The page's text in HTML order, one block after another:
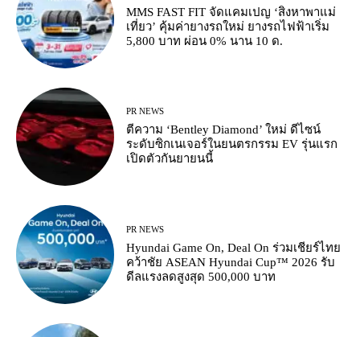
MMS FAST FIT จัดแคมเปญ ‘สิงหาพาแม่
เที่ยว’ คุ้มค่ายางรถใหม่ ยางรถไฟฟ้าเริ่ม
5,800 บาท ผ่อน 0% นาน 10 ด.
PR NEWS
ตีความ ‘Bentley Diamond’ ใหม่ ดีไซน์
ระดับซิกเนเจอร์ในยนตรกรรม EV รุ่นแรก
เปิดตัวกันยายนนี้
PR NEWS
Hyundai Game On, Deal On ร่วมเชียร์ไทย
คว้าชัย ASEAN Hyundai Cup™ 2026 รับ
ดีลแรงลดสูงสุด 500,000 บาท